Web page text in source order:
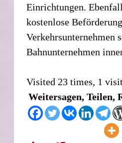
Einrichtungen.
kostenlose
Verkehrsunternehmen
Bahnunternehmen
Visited 23 times, 1
Weitersagen, Teilen,